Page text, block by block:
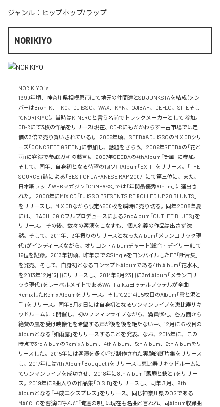
ジャンル： ヒップホップ/ラップ
NORIKIYO
NORIKIYO is...
1999年頃、神奈川県相模原市にて地元の仲間達とSD JUNKSTAを結成 (メン
バーはBron-K、TKC、DJ ISSO、WAX、KYN、OJIBAH、DEFLO、SITEそし
てNORIKIYO)。当時はK-NEROと言う名前でトラックメーカーとして 参加。
CD-Rにて3枚の作品をリリース(現在、CD-Rにもかかわらず中古市場では定
価の3倍で売り買いされている)。 2005年頃、SEEDA&DJ ISSOのMIX CDシリ
ーズ「CONCRETE GREEN」に参加し、話題をさらう。2006年SEEDAの「花と
雨」に客演で参加(ガキの戯言)。 2007年SEEDAの4thAlbum「街風」に参加。
そして、同年、自身初となる待望の1stソロAlbum「EXIT」をリリース。「THE
SOURCE」誌に よる「BEST OF JAPANESE RAP 2007」にて第三位に、また、
日本語ラップ WEBマガジン「COMPASS」では「年間最優秀Album」に選出さ
れた。 2008年にMIX CD「DJ ISSO PRESENTS RE ROLLED UP 28 BLUNTS」
をリリースし、MIX CDながら限定4500枚を瞬時に売り切る。同年2008年夏
には、 BACHLOGICフルプロデュースによる2ndAlbum「OUTLET BLUES」を
リリース。 その後、数々の客演をこなすも、個人名義の作品は出さず沈
黙。そして、2011年、3年振りのリリースとなったAlbum「メランコリック現
代」がインディーズながら、オリコン・Albumチャート(総合・デイリー)にて
16位を記録。2013年初頭、昨年までのSingleをコンパイルしたEP「断片集」
を発売。そして、自身初となるコンセプトAlbumである4th Album「花水木」
を2013年12月13日にリリースし、2014年5月23日に3rd Album「メランコリ
ック現代」をレーベルメイトであるWATT a.k.aヨッテルブッテルが全曲
RemixしたRemix Albumをリリース。そして2014に5枚目のAlbum「雲と泥と
手」をリリース。同年8月31日には自身初となるワンマンライブを恵比寿リキ
ッドルームにて開催し、初のワンマンライブながら、満員御礼。各方面から
絶賛の嵐を受け映像化を希望する声が後を後を絶たない中、12月に６枚目の
Albumとなる「如雨露」をリリースすることを発表。なお、2014年に、この
時点で3rd AlbumのRemix Album 、4th Album、5th Album、6th Albumをリ
リースした。2015年には客演を多く呼び制作された実験的断片集をリリース
し、2017年には7th Album「Bouquet」をリリースし恵比寿リキッドルームに
てワンマンライブを成功させ、2018年に8th Album「馬鹿と鋏と」をリリー
ス。2019年に9曲入りの作品集「O.S.D」をリリースし、同年３月、9th
Albumとなる「平成エクスプレス」をリリース。同じ神奈川県のOGである
MACCHOを客演に呼んだ「俺達の唄」は現在も名曲と言われ、同Album収録曲